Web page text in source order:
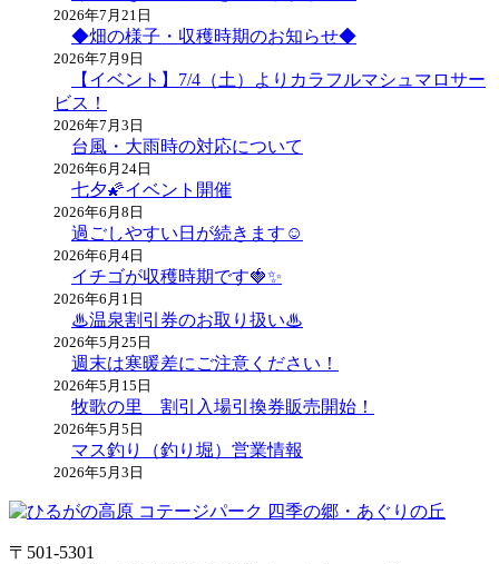
2026年7月21日
◆畑の様子・収穫時期のお知らせ◆
2026年7月9日
【イベント】7/4（土）よりカラフルマシュマロサー
ビス！
2026年7月3日
台風・大雨時の対応について
2026年6月24日
七夕🌠イベント開催
2026年6月8日
過ごしやすい日が続きます☺
2026年6月4日
イチゴが収穫時期です🍓✨
2026年6月1日
♨温泉割引券のお取り扱い♨
2026年5月25日
週末は寒暖差にご注意ください！
2026年5月15日
牧歌の里 割引入場引換券販売開始！
2026年5月5日
マス釣り（釣り堀）営業情報
2026年5月3日
〒501-5301